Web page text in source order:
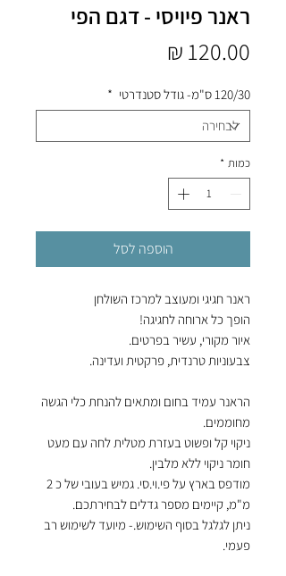
ראנר פיויסי - דגם הפי
120/30 ס"מ- גודל סטנדרטי *
כמות *
הוספה לסל
ראנר חגיגי ומעוצב למרכז השולחן
הופך כל ארוחה לחגיגה!
איור מקורי, עשיר בפרטים.
צבעוניות טרנדית, פרקטית ועדינה.
הראנר עמיד בחום ומתאים להנחת כלי הגשה
מחוממים.
ניקוי קל ופשוט בעזרת מטלית לחה עם מעט
חומר ניקוי ללא מלבין.
מודפס בארץ על פי.וי.סי. גמיש בעובי של כ 2
מ"מ, קיימים מספר גדלים לבחירתכם.
ניתן לגלגל בסוף השימוש.- מיועד לשימוש רב
פעמי.